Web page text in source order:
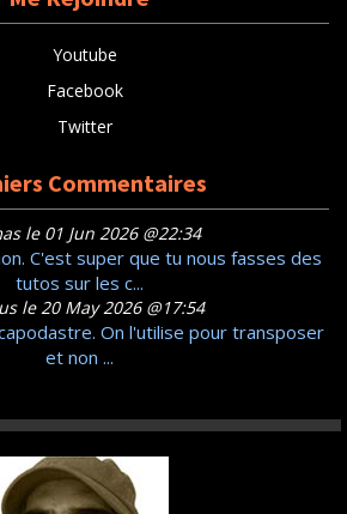
Youtube
Facebook
Twitter
Commentaires
le 01 Jun 2026 @22:34
C'est super que tu nous fasses des
tutos sur les c...
le 20 May 2026 @17:54
On l'utilise pour transposer
et non ...